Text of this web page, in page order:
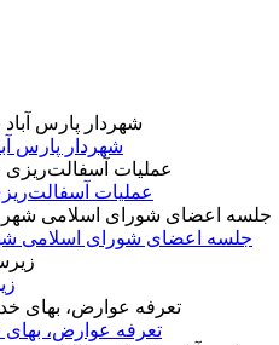
شهردار پارس
عملیات
جلسه اعضای شورای اسلامی
تعرفه عوارض، بهای